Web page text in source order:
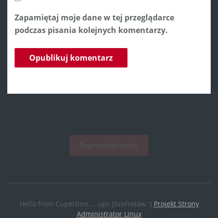
Zapamiętaj moje dane w tej przeglądarce
podczas pisania kolejnych komentarzy.
Hello from Cupertino ... ups Józefosław :) Projekt Strony
Administrator Linux